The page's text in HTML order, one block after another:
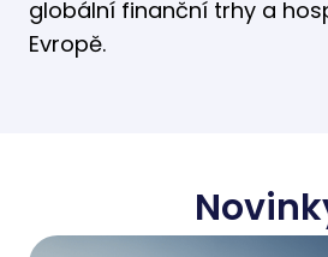
globální finanční trhy a
Evropě.